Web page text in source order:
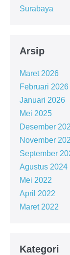
Surabaya
Arsip
Maret 2026
Februari 2026
Januari 2026
Mei 2025
Desember
November
September
Agustus 2024
Mei 2022
April 2022
Maret 2022
Kategori